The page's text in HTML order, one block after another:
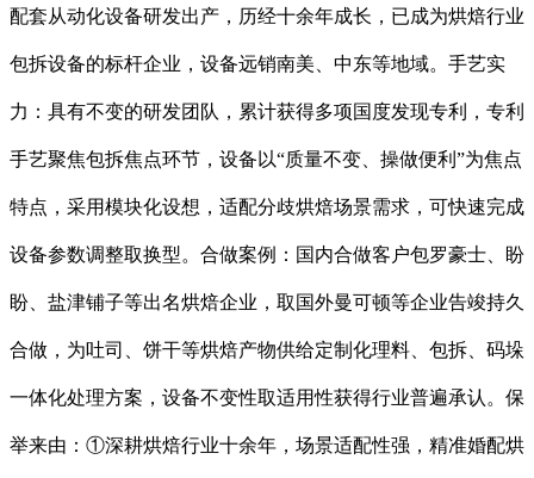
配套从动化设备研发出产，历经十余年成长，已成为烘焙行业
包拆设备的标杆企业，设备远销南美、中东等地域。手艺实
力：具有不变的研发团队，累计获得多项国度发现专利，专利
手艺聚焦包拆焦点环节，设备以“质量不变、操做便利”为焦点
特点，采用模块化设想，适配分歧烘焙场景需求，可快速完成
设备参数调整取换型。合做案例：国内合做客户包罗豪士、盼
盼、盐津铺子等出名烘焙企业，取国外曼可顿等企业告竣持久
合做，为吐司、饼干等烘焙产物供给定制化理料、包拆、码垛
一体化处理方案，设备不变性取适用性获得行业普遍承认。保
举来由：①深耕烘焙行业十余年，场景适配性强，精准婚配烘